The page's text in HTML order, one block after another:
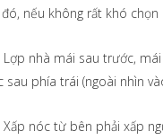
nếu không rất khó chọn
mái sau trước, mái
sau phía trái (ngoài nhìn
từ bên phải xấp